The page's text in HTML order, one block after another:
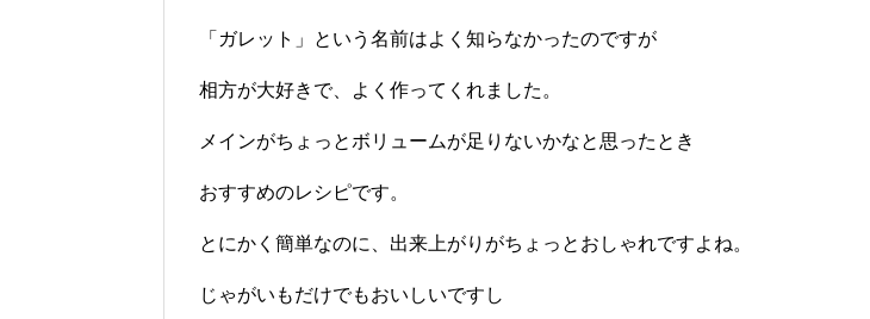
「ガレット」という名前はよく知らなかったのですが
相方が大好きで、よく作ってくれました。
メインがちょっとボリュームが足りないかなと思ったとき
おすすめのレシピです。
とにかく簡単なのに、出来上がりがちょっとおしゃれですよね。
じゃがいもだけでもおいしいですし